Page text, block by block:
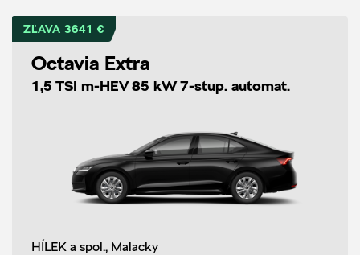
ZĽAVA 3641 €
Octavia Extra
1,5 TSI m-HEV 85 kW 7-stup. automat.
HÍLEK a spol., Malacky